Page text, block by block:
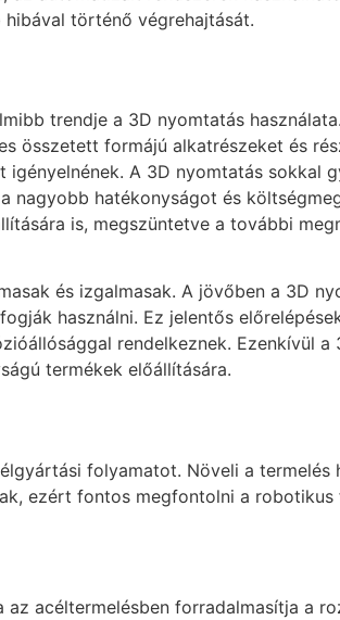
történő végrehajtását.
trendje a 3D nyomtatás
összetett formájú alkatrészeket és
A 3D nyomtatás sokkal
nagyobb hatékonyságot és
is, megszüntetve a további
és izgalmasak. A jövőben a 3D
használni. Ez jelentős
rendelkeznek. Ezenkívül
termékek előállítására.
folyamatot. Növeli a
ezért fontos megfontolni a
acéltermelésben forradalmasítja a